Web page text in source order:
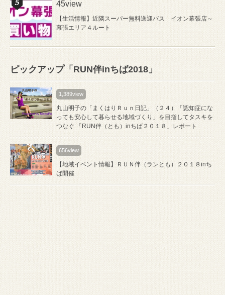
45view
【生活情報】近隣スーパー無料送迎バス イオン幕張店～
幕張エリア４ルート
ピックアップ「RUN伴inちば2018」
1,389view
丸山明子の「まくはりＲｕｎ日記」（２４）「認知症にな
っても安心して暮らせる地域づくり」を目指してタスキを
つなぐ 「RUN伴（とも）inちば２０１８」レポート
656view
【地域イベント情報】ＲＵＮ伴（ランとも）２０１８inち
ば開催